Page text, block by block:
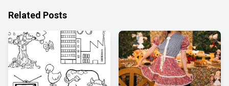
Related Posts